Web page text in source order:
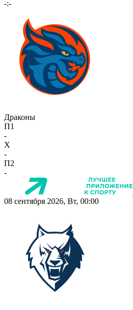
-:-
Драконы
П1
-
X
-
П2
-
08 сентября 2026, Вт, 00:00